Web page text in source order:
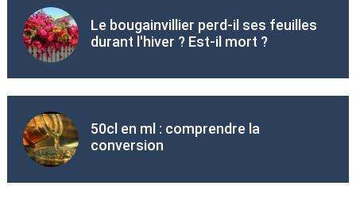
Le bougainvillier perd-il ses feuilles
durant l'hiver ? Est-il mort ?
50cl en ml : comprendre la
conversion